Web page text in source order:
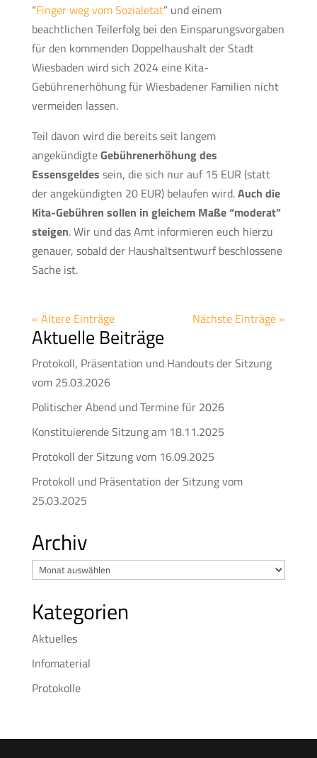
“Finger weg vom Sozialetat” und einem
beachtlichen Teilerfolg bei den Einsparungsvorgaben
für den kommenden Doppelhaushalt der Stadt
Wiesbaden wird sich 2024 eine Kita-
Gebührenerhöhung für Wiesbadener Familien nicht
vermeiden lassen.
Teil davon wird die bereits seit langem
angekündigteGebührenerhöhung des
Essensgeldes sein, die sich nur auf 15 EUR (statt
der angekündigten 20 EUR) belaufen wird.Auch die
Kita-Gebühren sollen in gleichem Maße “moderat”
steigen. Wir und das Amt informieren euch hierzu
genauer, sobald der Haushaltsentwurf beschlossene
Sache ist.
« Ältere Einträge Nächste Einträge »
Aktuelle Beiträge
Protokoll, Präsentation und Handouts der Sitzung
vom 25.03.2026
Politischer Abend und Termine für 2026
Konstituierende Sitzung am 18.11.2025
Protokoll der Sitzung vom 16.09.2025
Protokoll und Präsentation der Sitzung vom
25.03.2025
Archiv
Archiv
Kategorien
Aktuelles
Infomaterial
Protokolle